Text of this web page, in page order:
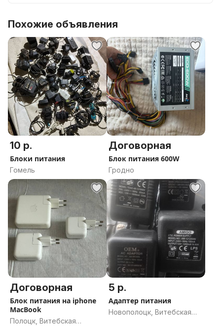
Похожие объявления
10 р.
Блоки питания
Гомель
Договорная
Блок питания 600W
Гродно
Договорная
Блок питания на iphone
MacBook
Полоцк, Витебская
5 р.
Адаптер питания
Новополоцк, Витебская